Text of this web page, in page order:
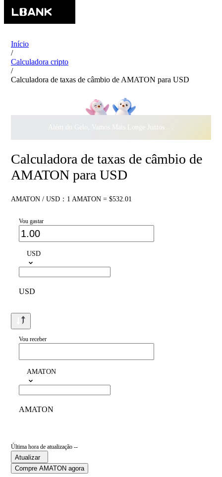
Início
/
Calculadora cripto
/
Calculadora de taxas de câmbio de AMATON para USD
Além do Gelo, Vamos Mais Longe Juntos ·$500.000
Calculadora de taxas de câmbio de
AMATON para USD
AMATON / USD：1 AMATON = $532.01
Vou gastar
USD
USD
Vou receber
AMATON
AMATON
Última hora de atualização --
Atualizar
Compre AMATON agora